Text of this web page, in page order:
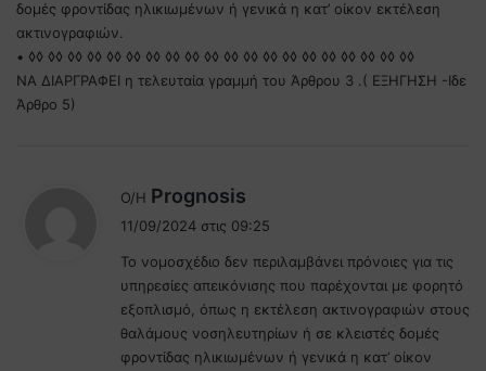
δομές φροντίδας ηλικιωμένων ή γενικά η κατ’ οίκον εκτέλεση
ακτινογραφιών.
• ◊◊ ◊◊ ◊◊ ◊◊ ◊◊ ◊◊ ◊◊ ◊◊ ◊◊ ◊◊ ◊◊ ◊◊ ◊◊ ◊◊ ◊◊ ◊◊ ◊◊ ◊◊ ◊◊ ◊◊
ΝΑ ΔΙΑΡΓΡΑΦΕΙ η τελευταία γραμμή του Άρθρου 3 .( ΕΞΗΓΗΣΗ -Ιδε
Άρθρο 5)
Ο/Η Prognosis
ι
:
11/09/2024 στις 09:25
Το νομοσχέδιο δεν περιλαμβάνει πρόνοιες για τις
υπηρεσίες απεικόνισης που παρέχονται με φορητό
εξοπλισμό, όπως η εκτέλεση ακτινογραφιών στους
θαλάμους νοσηλευτηρίων ή σε κλειστές δομές
φροντίδας ηλικιωμένων ή γενικά η κατ’ οίκον